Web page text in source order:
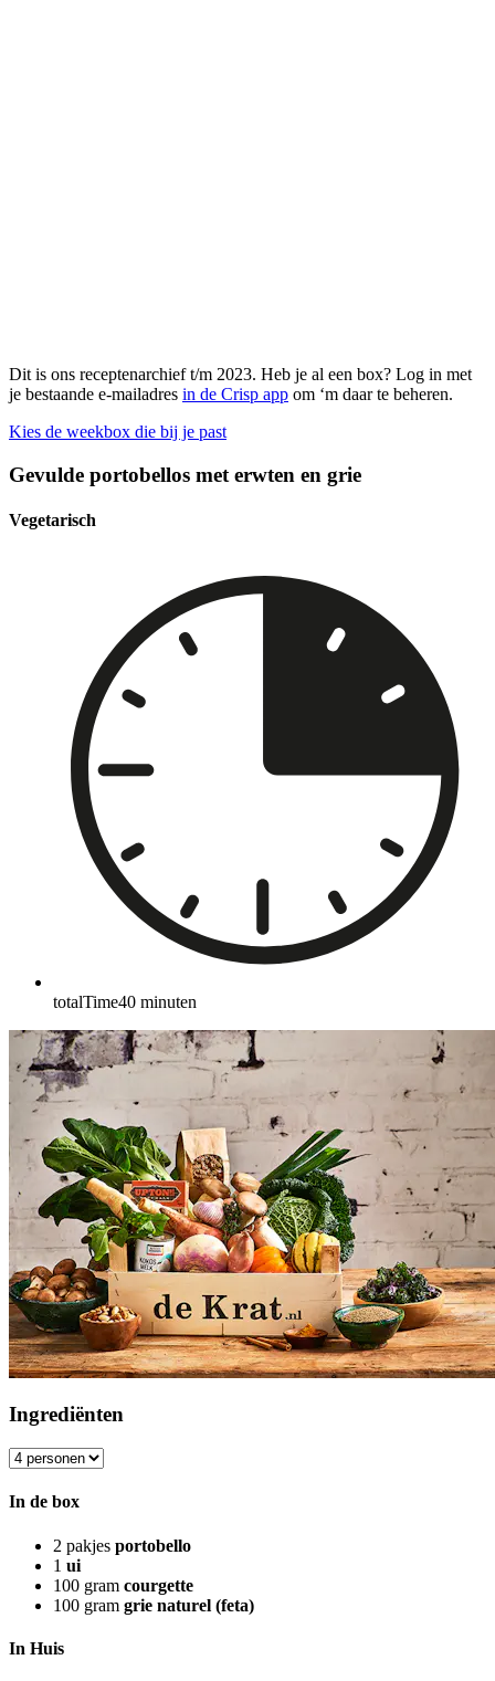
Dit is ons receptenarchief t/m 2023. Heb je al een box? Log in met
je bestaande e-mailadres in de Crisp app om ‘m daar te beheren.
Kies de weekbox die bij je past
Gevulde portobellos met erwten en grie
Vegetarisch
totalTime40 minuten
Ingrediënten
In de box
2 pakjes portobello
1 ui
100 gram courgette
100 gram grie naturel (feta)
In Huis